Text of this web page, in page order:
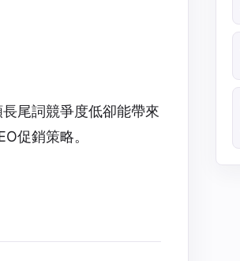
尾詞競爭度低卻能帶來
促銷策略。